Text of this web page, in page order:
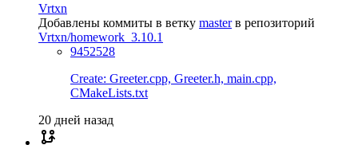
Vrtxn
Добавлены коммиты в ветку master в репозиторий
Vrtxn/homework_3.10.1
9452528
Create: Greeter.cpp, Greeter.h, main.cpp,
CMakeLists.txt
20 дней назад